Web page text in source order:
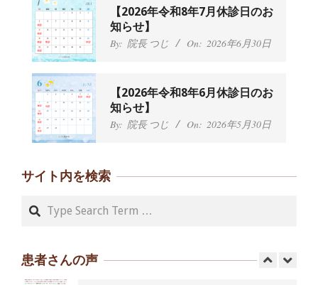
【2026年令和8年7月休診日のお
知らせ】
By: 院長 つじ On: 2026年6月30日
【2026年令和8年6月休診日のお
知らせ】
By: 院長 つじ On: 2026年5月30日
サイト内を検索
Search
患者さんの声
肩こり・頭痛からくる不安感を感じず
に日常生活をおくれるようになりた
い、 と訴えていた40代男性の患者さん
から感想をいただきました。
えていた50代女性の患者さんから感想
をいただきました。
院長 つじ On: 2024年9月16日
んから感想をいただきました。
55歳 女性 【腰痛・坐骨神経痛】『可
By: 院長 つじ On: 2025年2月3日